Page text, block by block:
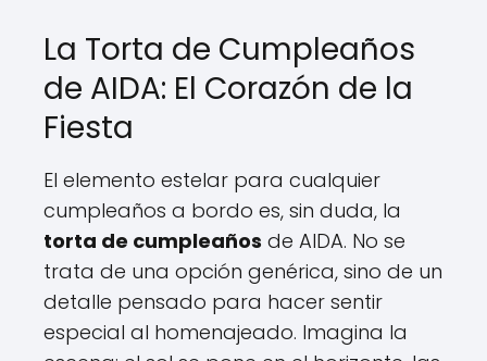
La Torta de Cumpleaños
de AIDA: El Corazón de la
Fiesta
El elemento estelar para cualquier
cumpleaños a bordo es, sin duda, la
torta de cumpleaños de AIDA. No se
trata de una opción genérica, sino de un
detalle pensado para hacer sentir
especial al homenajeado. Imagina la